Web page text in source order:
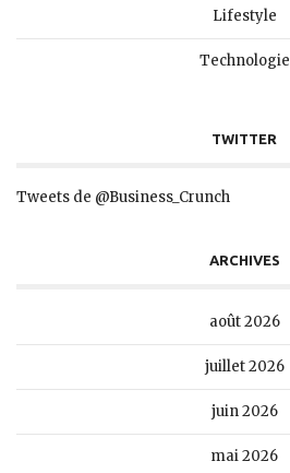
Lifestyle
Technologie
TWITTER
Tweets de @Business_Crunch
ARCHIVES
août 2026
juillet 2026
juin 2026
mai 2026